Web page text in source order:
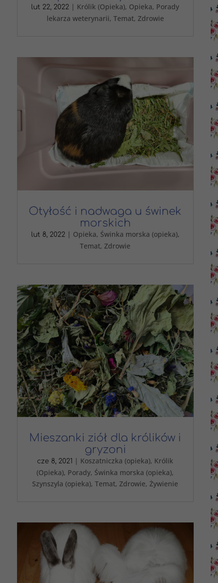
lut 22, 2022 | Królik (Opieka), Opieka, Porady
lekarza weterynarii, Temat, Zdrowie
Otyłość i nadwaga u świnek
morskich
lut 8, 2022| Opieka, Świnka morska (opieka),
Temat,Zdrowie
Mieszanki ziół dla królików i
gryzoni
cze 8, 2021 | Koszatniczka (opieka), Królik
(Opieka), Porady, Świnka morska (opieka),
Szynszyla (opieka),Temat,Zdrowie,Żywienie